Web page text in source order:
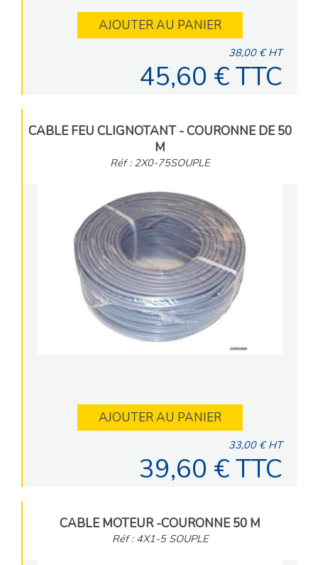
AJOUTER AU PANIER
38,00 € HT
45,60 € TTC
CABLE FEU CLIGNOTANT - COURONNE DE 50
M
Réf : 2X0-75SOUPLE
AJOUTER AU PANIER
33,00 € HT
39,60 € TTC
CABLE MOTEUR -COURONNE 50 M
Réf : 4X1-5 SOUPLE